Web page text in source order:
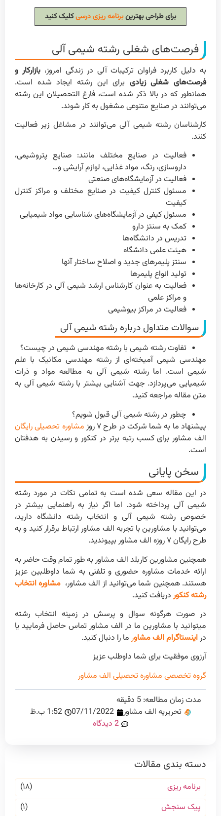
برای طراحی بهترینبرنامه ریزی درسیکلیک کنید
فرصت‌های شغلی رشته شیمی آلی
به دلیل کاربرد فراوان ترکیبات آلی در زندگی امروز،بازار‌کار و
فرصت‌های شغلی زیادی برای این رشته ایجاد شده است.
همانطور که در بالا ذکر شده است، فارغ التحصیلان این رشته
می‌توانند در صنایع متنوعی مشغول به کار شوند.
کارشناسان رشته شیمی آلی می‌توانند در مشاغل زیر فعالیت
کنند.
فعالیت در صنایع مختلف مانند: صنایع پتروشیمی،
داروسازی، رنگ، مواد غذایی، لوازم آرایشی و…
فعالیت در آزمایشگاه‌های صنعتی
مسئول کنترل کیفیت در صنایع مختلف و مراکز کنترل
کیفیت
مسئول کیفی در آزمایشگاه‌های شناسایی مواد شیمیایی
کمک به سنتز دارو
تدریس در دانشگاه‌ها
هیئت علمی دانشگاه
سنتز پلیمرهای جدید و اصلاح ساختار آنها
تولید انواع پلیمرها
فعالیت به عنوان کارشناس ارشد شیمی آلی در کارخانه‌ها
و مراکز علمی
فعالیت در مراکز بیوشیمی
سوالات متداول درباره رشته شیمی آلی
تفاوت رشته شیمی با رشته مهندسی شیمی در چیست؟
مهندسی شیمی آمیخته‌ای از رشته مهندسی مکانیک با علم
شیمی است. اما رشته شیمی آلی به مطالعه مواد و ذرات
شیمیایی می‌پردازد. جهت آشنایی بیشتر با رشته شیمی آلی به
متن مقاله مراجعه کنید.
چطور در رشته شیمی آلی قبول شویم؟
پیشنهاد ما به شما شرکت در طرح ۷ روز
مشاوره تحصیلی رایگان
الف مشاور برای کسب رتبه برتر در کنکور و رسیدن به هدفتان
است.
سخن پایانی
در این مقاله سعی شده است به تمامی نکات در مورد رشته
شیمی آلی پرداخته شود. اما اگر نیاز به راهنمایی بیشتر در
خصوص رشته شیمی آلی و انتخاب رشته دانشگاه دارید،
می‌توانید با مشاورین با تجربه الف مشاور ارتباط برقرار کنید و به
طرح رایگان ۷ روزه الف مشاور بپیوندید.
همچنین مشاورین کاربلد الف مشاور به طور تمام وقت حاضر به
ارائه خدمات مشاوره حضوری و تلفنی به شما داوطلبین عزیز
هستند. همچنین شما می‌توانید از الف مشاور، مشاوره انتخاب
رشتهکنکور دریافت کنید.
در صورت هرگونه سوال و پرسش در زمینه انتخاب رشته
میتوانید با مشاورین ما در الف مشاور تماس حاصل فرمایید یا
دراینستاگرام الف مشاور ما را دنبال کنید.
آرزوی موفقیت برای شما داوطلب عزیز
گروه تخصصی مشاوره تحصیلی الف مشاور
مدت زمان مطالعه: 5 دقیقه
تحریریه الف مشاور
07/11/2022
1:52 ب.ظ
2 دیدگاه
دسته بندی مقالات
برنامه ریزی
(۱۸)
پیک سنجش
(۱)